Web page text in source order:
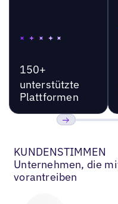
150+
unterstützte
Plattformen
KUNDENSTIMMEN
Unternehmen, die
vorantreiben